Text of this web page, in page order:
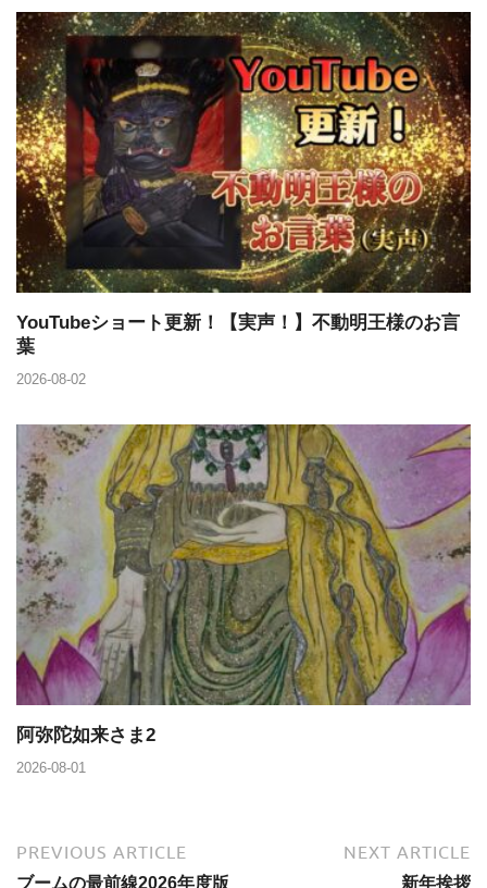
YouTubeショート更新！【実声！】不動明王様のお言
葉
2026-08-02
阿弥陀如来さま2
2026-08-01
PREVIOUS ARTICLE
ブームの最前線2026年度版
NEXT ARTICLE
新年挨拶